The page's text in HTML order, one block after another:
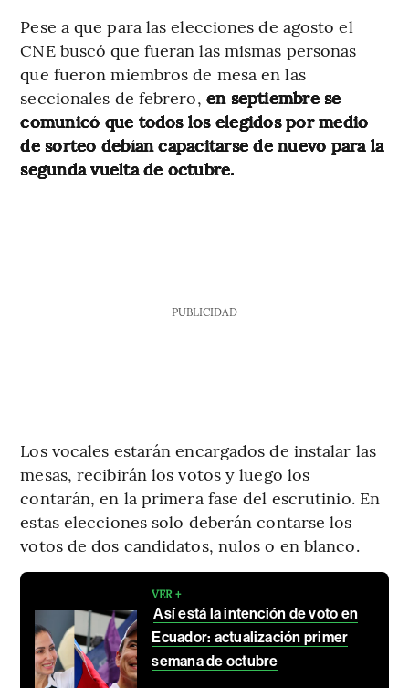
Pese a que para las elecciones de agosto el
CNE buscó que fueran las mismas personas
que fueron miembros de mesa en las
seccionales de febrero, en septiembre se
comunicó que todos los elegidos por medio
de sorteo debían capacitarse de nuevo para la
segunda vuelta de octubre.
PUBLICIDAD
Los vocales estarán encargados de instalar las
mesas, recibirán los votos y luego los
contarán, en la primera fase del escrutinio. En
estas elecciones solo deberán contarse los
votos de dos candidatos, nulos o en blanco.
VER +
Así está la intención de voto en
Ecuador: actualización primer
semana de octubre